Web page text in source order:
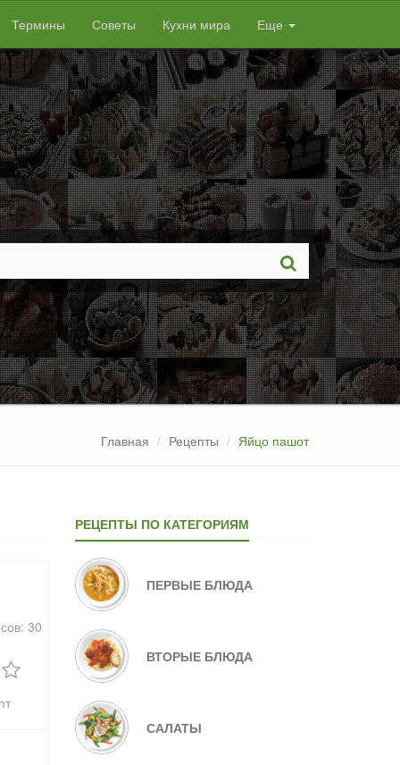
Термины Советы Кухни мира Еще
Главная Рецепты Яйцо пашот
30
РЕЦЕПТЫ ПО КАТЕГОРИЯМ
ПЕРВЫЕ БЛЮДА
ВТОРЫЕ БЛЮДА
САЛАТЫ